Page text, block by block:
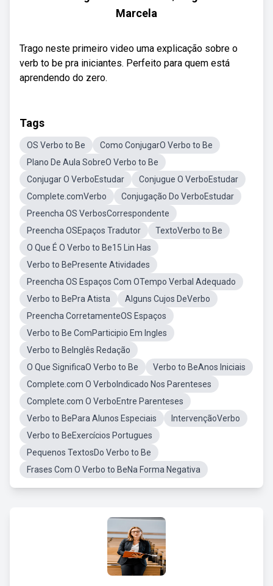
Marcela
Trago neste primeiro video uma explicação sobre o
verb to be pra iniciantes. Perfeito para quem está
aprendendo do zero.
Tags
OS Verbo to Be
Como ConjugarO Verbo to Be
Plano De Aula SobreO Verbo to Be
Conjugar O VerboEstudar
Conjugue O VerboEstudar
Complete.comVerbo
Conjugação Do VerboEstudar
Preencha OS VerbosCorrespondente
Preencha OSEpaços Tradutor
TextoVerbo to Be
O Que É O Verbo to Be15 Lin Has
Verbo to BePresente Atividades
Preencha OS Espaços Com OTempo Verbal Adequado
Verbo to BePra Atista
Alguns Cujos DeVerbo
Preencha CorretamenteOS Espaços
Verbo to Be ComParticipio Em Ingles
Verbo to BeInglês Redação
O Que SignificaO Verbo to Be
Verbo to BeAnos Iniciais
Complete.com O VerboIndicado Nos Parenteses
Complete.com O VerboEntre Parenteses
Verbo to BePara Alunos Especiais
IntervençãoVerbo
Verbo to BeExercícios Portugues
Pequenos TextosDo Verbo to Be
Frases Com O Verbo to BeNa Forma Negativa